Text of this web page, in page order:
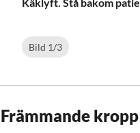
Bild 1/3
Främmande kropp